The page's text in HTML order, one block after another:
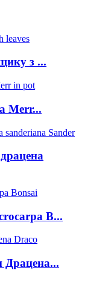
з ...
Merr...
B...
Драцена...